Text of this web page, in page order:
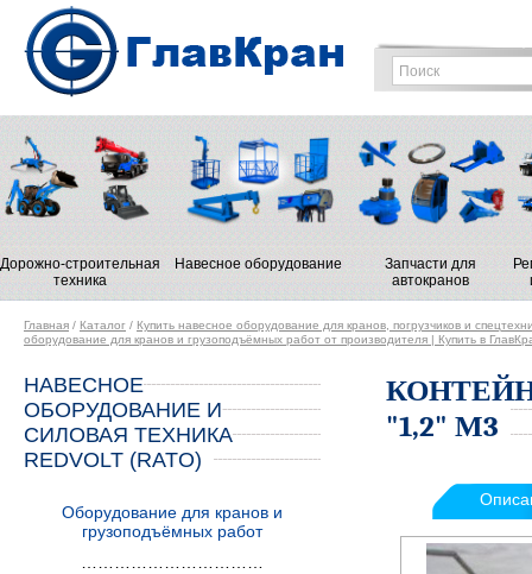
Дорожно-строительная
техника
Навесное оборудование
Запчасти для
автокранов
Главная / Каталог / Купить навесное оборудование для кранов, погрузчиков и
оборудование для кранов и грузоподъёмных работ от производителя | Купить в
НАВЕСНОЕ
ОБОРУДОВАНИЕ И
СИЛОВАЯ ТЕХНИКА
REDVOLT (RATO)
Оборудование для кранов и
грузоподъёмных работ
"1,2" М3